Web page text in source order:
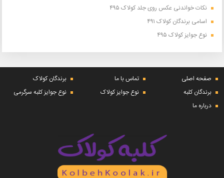
نکات خواندنی عکس روی جلد کولاک ۴۹۵
اسامی برندگان کولاک ۴۹۱
نوع جوایز کولاک ۴۹۵
صفحه اصلی تماس با ما
برندگان کولاک
برندگان کلبه
نوع جوایز کولاک
نوع جوایز کلبه سرگرمی
درباره ما